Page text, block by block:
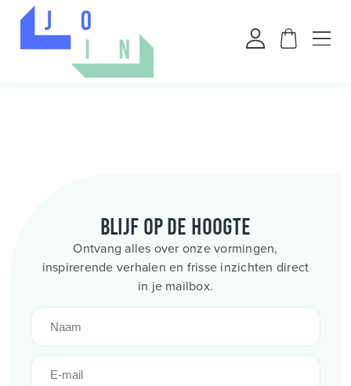
Blijf op de hoogte
Ontvang alles over onze vormingen,
inspirerende verhalen en frisse inzichten direct
in je mailbox.